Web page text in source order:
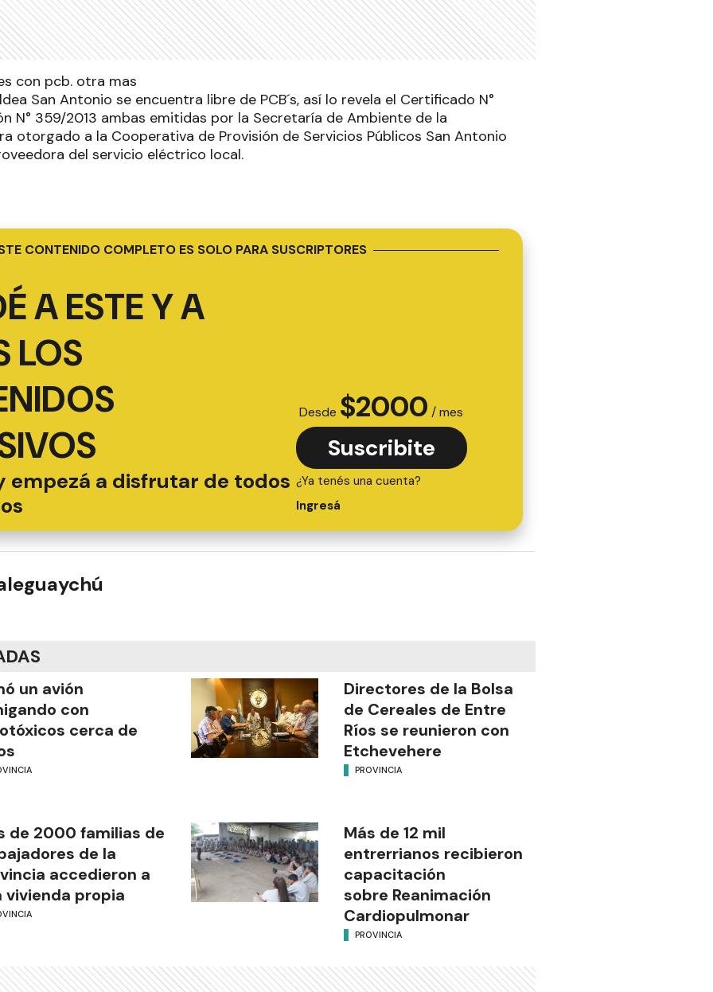
San Antonio se encuentra libre de PCB´s, así lo revela el Certificado N°
N° 359/2013 ambas emitidas por la Secretaría de Ambiente de la
otorgado a la Cooperativa de Provisión de Servicios Públicos San Antonio
del servicio eléctrico local.
CONTENIDO COMPLETO ES SOLO PARA SUSCRIPTORES
A ESTE Y A
LOS
empezá a disfrutar de todos
Desde $2000 / mes
Suscribite
¿Ya tenés una cuenta?
Ingresá
un avión
con
cerca de
Directores de la Bolsa
de Cereales de Entre
Ríos se reunieron con
Etchevehere
PROVINCIA
de 2000 familias de
de la
accedieron a
vivienda propia
Más de 12 mil
entrerrianos recibieron
capacitación
sobre Reanimación
Cardiopulmonar
PROVINCIA